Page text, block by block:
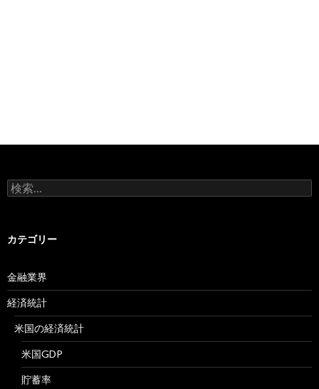
検
索:
カテゴリー
金融業界
経済統計
米国の経済統計
米国GDP
貯蓄率